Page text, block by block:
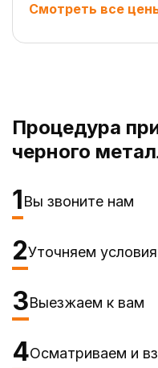
Смотреть все
Процедура
черного
1Вы звоните нам
2Уточняем
3Выезжаем к вам
4Осматриваем и